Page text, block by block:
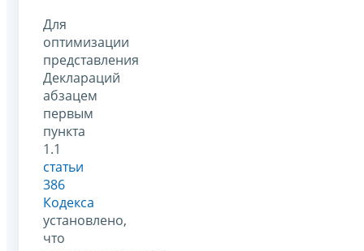
Для
оптимизации
представления
Деклараций
абзацем
первым
пункта
1.1
статьи
386
Кодекса
установлено,
что